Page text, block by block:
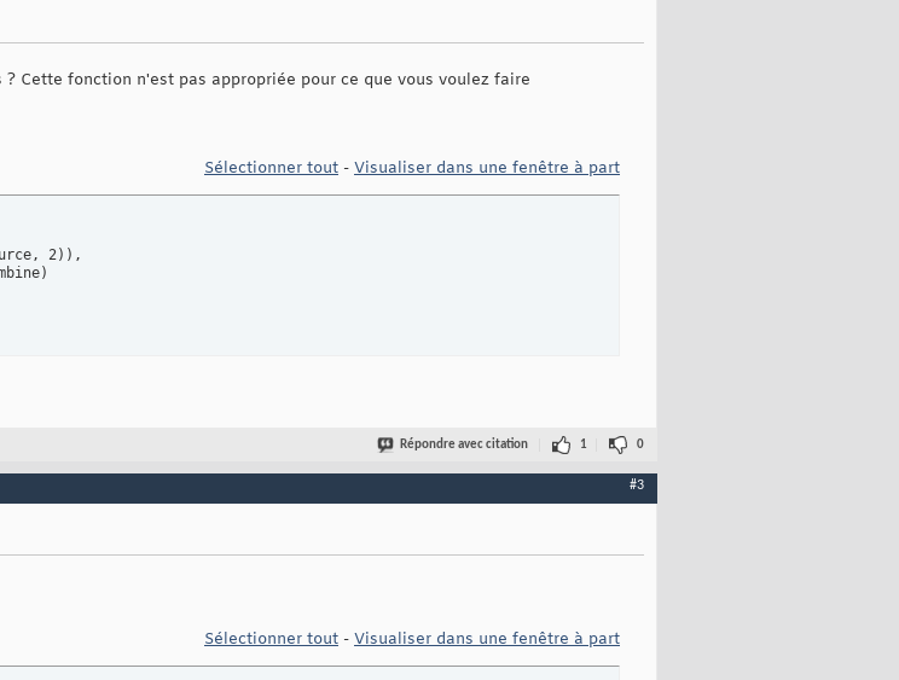
Cette fonction n'est pas appropriée pour ce que vous voulez faire
Sélectionner tout - Visualiser dans une fenêtre à part
2)),
Répondre avec citation 1 0
#3
Sélectionner tout - Visualiser dans une fenêtre à part